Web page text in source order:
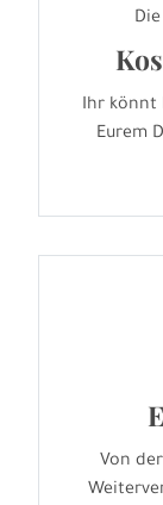
Ihr könnt
Eurem
Von